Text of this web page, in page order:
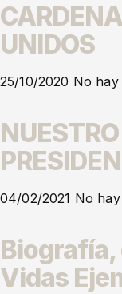
UNIDOS
25/10/2020 No hay
NUESTRO
04/02/2021 No
Biografía,
Vidas